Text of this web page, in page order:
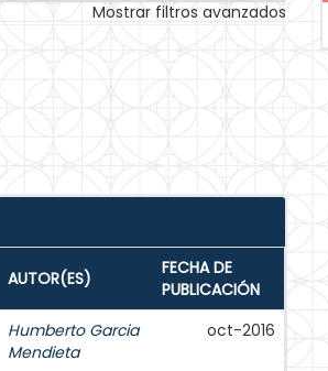
Mostrar filtros avanzados
AUTOR(ES)
FECHA DE
PUBLICACIÓN
Humberto Garcia
Mendieta
oct-2016